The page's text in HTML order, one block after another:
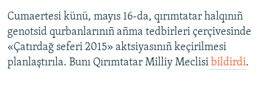
RFE/RS bütün saytları
Cumaertesi künü, mayıs 16-da, qırımtatar halqınıñ
genotsid qurbanlarınıñ añma tedbirleri çerçivesinde
«Çatırdağ seferi 2015» aktsiyasınıñ keçirilmesi
planlaştırıla. Bunı Qırımtatar Milliy Meclisi bildirdi.